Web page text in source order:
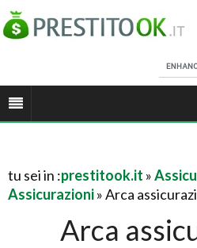
tu sei in :prestitook.it »
Assicurazioni» Arca
Arca